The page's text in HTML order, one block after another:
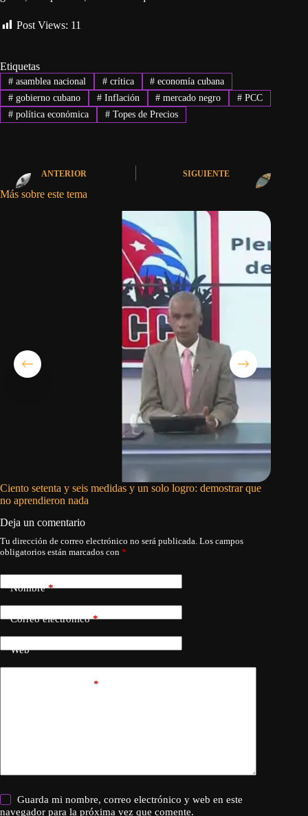
Post Views: 11
Etiquetas
#asamblea nacional #crítica # economía cubana
#gobierno cubano #Inflación # mercado negro # PCC
#política económica #Topes de Precios
ANTERIOR SIGUIENTE
Más sobre este tema
Ciento setenta y seis medidas y un solo logro: demostrar que
no aprendieron nada
Deja un comentario
Tu dirección de correo electrónico no será publicada. Los campos
obligatorios están marcados con *
Nombre*
Correo electrónico*
Web
*
Guarda mi nombre, correo electrónico y web en este
navegador para la próxima vez que comente.